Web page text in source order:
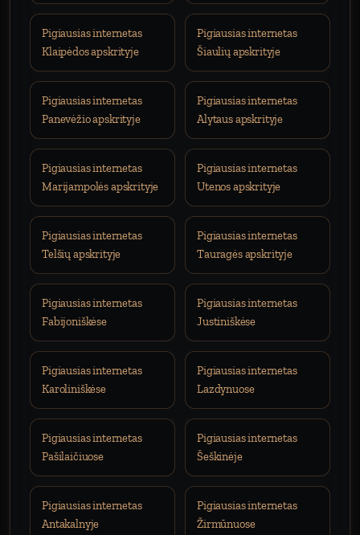
Pigiausias internetas
Klaipėdos apskrityje
Pigiausias internetas
Šiaulių apskrityje
Pigiausias internetas
Panevėžio apskrityje
Pigiausias internetas
Alytaus apskrityje
Pigiausias internetas
Marijampolės apskrityje
Pigiausias internetas
Utenos apskrityje
Pigiausias internetas
Telšių apskrityje
Pigiausias internetas
Tauragės apskrityje
Pigiausias internetas
Fabijoniškėse
Pigiausias internetas
Justiniškėse
Pigiausias internetas
Karoliniškėse
Pigiausias internetas
Lazdynuose
Pigiausias internetas
Pašilaičiuose
Pigiausias internetas
Šeškinėje
Pigiausias internetas
Antakalnyje
Pigiausias internetas
Žirmūnuose